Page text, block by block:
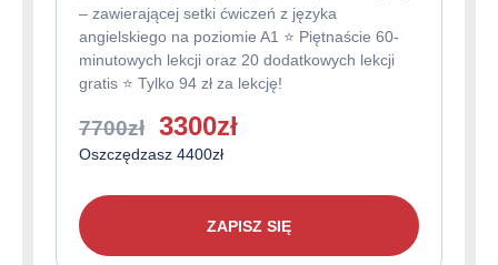
– zawierającej setki ćwiczeń z języka
angielskiego na poziomie A1 ⭐️ Piętnaście 60-
minutowych lekcji oraz 20 dodatkowych lekcji
gratis ⭐️ Tylko 94 zł za lekcję!
7700zł
Pierwotna
cena
3300złAktualna
Oszczędzasz 4400zł
ZAPISZ SIĘ